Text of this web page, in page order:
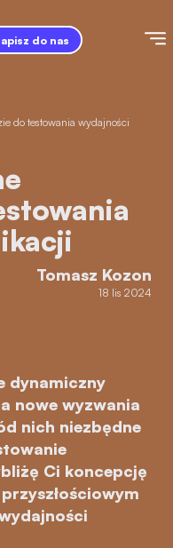
do nas
Tomasz Kozon
18 lis 2024
dynamiczny
nowe wyzwania
nich niezbędne
Ci koncepcję